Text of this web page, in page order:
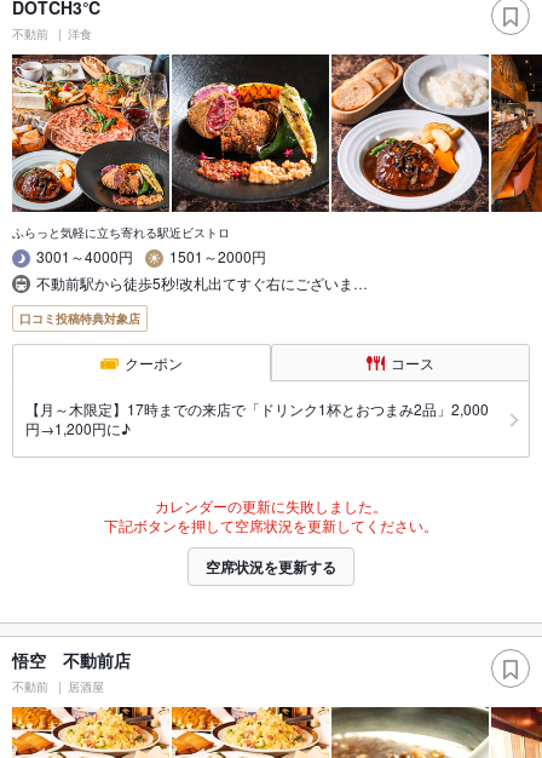
DOTCH3℃
不動前 洋食
ふらっと気軽に立ち寄れる駅近ビストロ
3001～4000円
1501～2000円
不動前駅から徒歩5秒!改札出てすぐ右にございま…
口コミ投稿特典対象店
クーポン コース
【月～木限定】17時までの来店で「ドリンク1杯とおつまみ2品」2,000
円→1,200円に♪
カレンダーの更新に失敗しました。
下記ボタンを押して空席状況を更新してください。
空席状況を更新する
悟空 不動前店
不動前 居酒屋